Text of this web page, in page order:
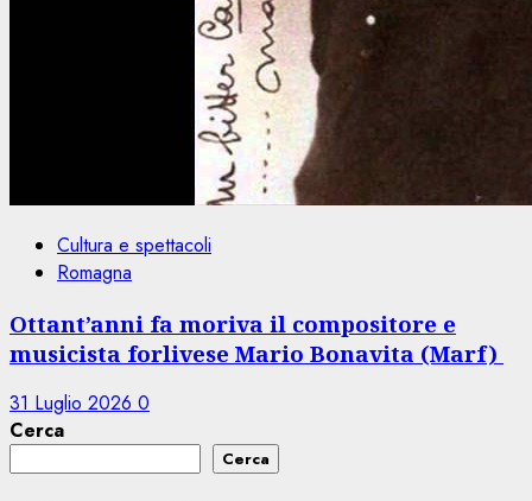
Cultura e spettacoli
Romagna
Ottant’anni fa moriva il compositore e
musicista forlivese Mario Bonavita (Marf)
31 Luglio 2026 0
Cerca
Cerca